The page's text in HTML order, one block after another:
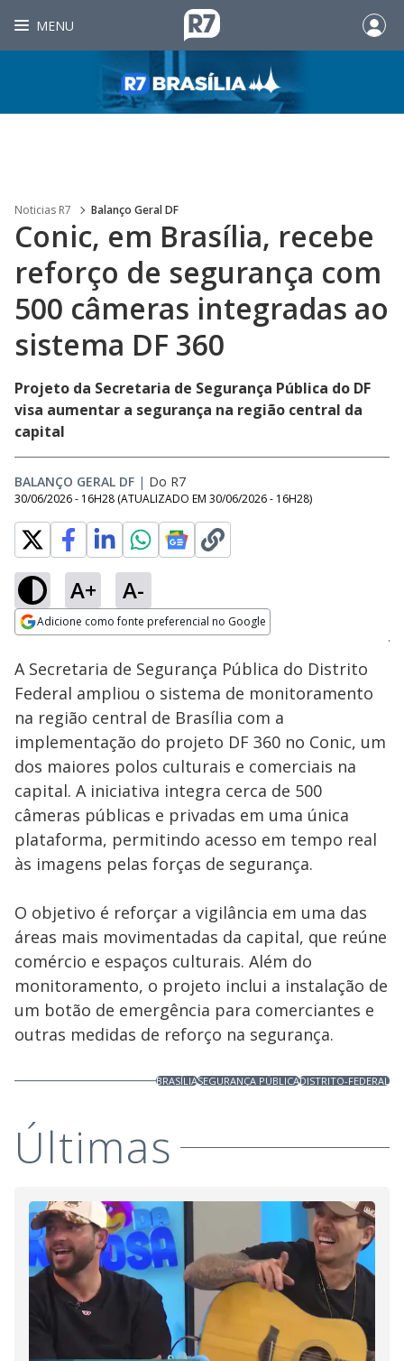
MENU
Noticias R7 Balanço Geral DF
Conic, em Brasília, recebe
reforço de segurança com
500 câmeras integradas ao
sistema DF 360
Projeto da Secretaria de Segurança Pública do DF
visa aumentar a segurança na região central da
capital
BALANÇO GERAL DF | Do R7
30/06/2026 - 16H28 (ATUALIZADO EM 30/06/2026 - 16H28)
A+ A-
Adicione como fonte preferencial no Google
Ativar
83.80%
A Secretaria de Segurança Pública do Distrito
Federal ampliou o sistema de monitoramento
na região central de Brasília com a
implementação do projeto DF 360 no Conic, um
dos maiores polos culturais e comerciais na
capital. A iniciativa integra cerca de 500
câmeras públicas e privadas em uma única
plataforma, permitindo acesso em tempo real
às imagens pelas forças de segurança.
O objetivo é reforçar a vigilância em uma das
áreas mais movimentadas da capital, que reúne
comércio e espaços culturais. Além do
monitoramento, o projeto inclui a instalação de
um botão de emergência para comerciantes e
outras medidas de reforço na segurança.
BRASÍLIASEGURANÇA PÚBLICADISTRITO-FEDERAL
Últimas